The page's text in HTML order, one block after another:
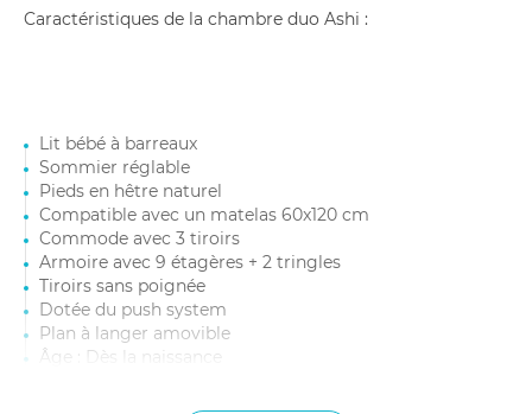
Caractéristiques de la chambre duo Ashi :
Lit bébé à barreaux
Sommier réglable
Pieds en hêtre naturel
Compatible avec un matelas 60x120 cm
Commode avec 3 tiroirs
Armoire avec 9 étagères + 2 tringles
Tiroirs sans poignée
Dotée du push system
Plan à langer amovible
Âge : Dès la naissance